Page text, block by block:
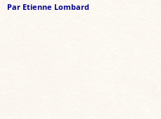
Par Etienne Lombard